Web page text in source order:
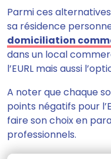
Parmi ces
sa résidence
domiciliation
dans un local
l’EURL mais aussi
A noter que chaque
points négatifs pour
faire son choix en
professionnels.